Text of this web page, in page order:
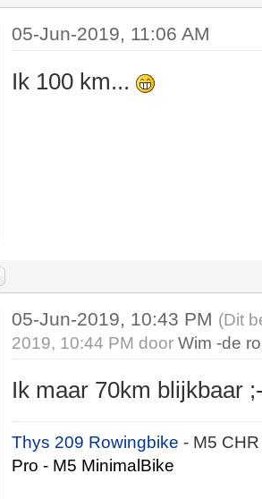
05-Jun-2019, 11:06 AM
Ik 100 km...
05-Jun-2019, 10:43 PM (Dit
2019, 10:44 PM doorWim -de
Ik maar 70km blijkbaar
Thys 209 Rowingbike- M5
Pro - M5 MinimalBike